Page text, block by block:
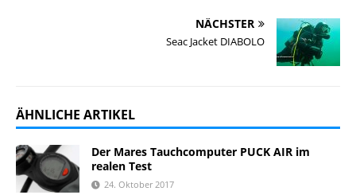
NÄCHSTER
Seac Jacket DIABOLO
ÄHNLICHE ARTIKEL
Der Mares Tauchcomputer PUCK AIR im
realen Test
24. Oktober 2017